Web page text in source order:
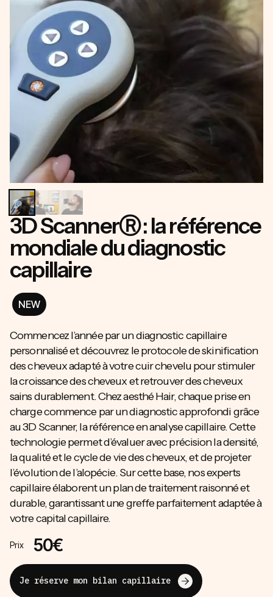
3D ScannerⓇ : la référence
mondiale du diagnostic
capillaire
NEW
Commencez l’année par un diagnostic capillaire
personnalisé et découvrez le protocole de skinification
des cheveux adapté à votre cuir chevelu pour stimuler
la croissance des cheveux et retrouver des cheveux
sains durablement. Chez aesthé Hair, chaque prise en
charge commence par un diagnostic approfondi grâce
au 3D Scanner, la référence en analyse capillaire. Cette
technologie permet d’évaluer avec précision la densité,
la qualité et le cycle de vie des cheveux, et de projeter
l’évolution de l’alopécie. Sur cette base, nos experts
capillaire élaborent un plan de traitement raisonné et
durable, garantissant une greffe parfaitement adaptée à
votre capital capillaire.
Prix 50€
Je réserve mon bilan capillaire
Ma consultation cheveux